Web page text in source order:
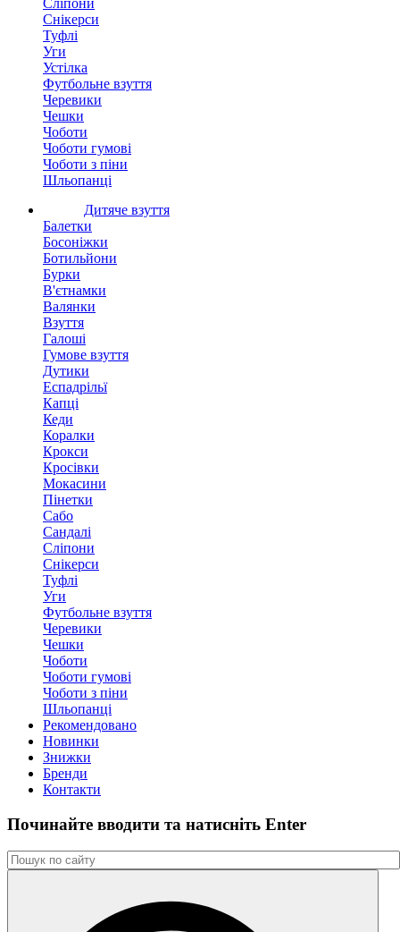
Сліпони
Снікерси
Туфлі
Уги
Устілка
Футбольне взуття
Черевики
Чешки
Чоботи
Чоботи гумові
Чоботи з піни
Шльопанці
Дитяче взуття
Балетки
Босоніжки
Ботильйони
Бурки
В'єтнамки
Валянки
Взуття
Галоші
Гумове взуття
Дутики
Еспадрільї
Капці
Кеди
Коралки
Крокси
Кросівки
Мокасини
Пінетки
Сабо
Сандалі
Сліпони
Снікерси
Туфлі
Уги
Футбольне взуття
Черевики
Чешки
Чоботи
Чоботи гумові
Чоботи з піни
Шльопанці
Рекомендовано
Новинки
Знижки
Бренди
Контакти
Починайте вводити та натиснiть Enter